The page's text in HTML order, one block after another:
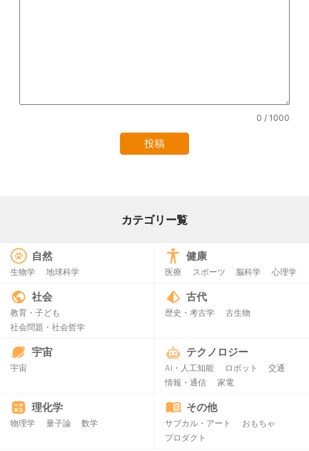
0 / 1000
カテゴリー覧
自然
生物学 地球科学
健康
医療 スポーツ 脳科学 心理学
社会
教育・子ども
社会問題・社会哲学
古代
歴史・考古学 古生物
宇宙
宇宙
テクノロジー
AI・人工知能 ロボット
交通
情報・通信
家電
理化学
物理学 量子論 数学
その他
サブカル・アート
おもちゃ
プロダクト